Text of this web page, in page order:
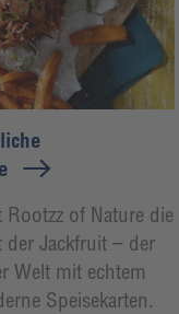
of Nature die
der Jackfruit – der
Welt mit echtem
Speisekarten.